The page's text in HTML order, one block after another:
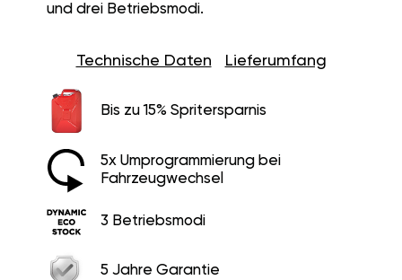
und drei Betriebsmodi.
Technische Daten Lieferumfang
Bis zu 15% Spritersparnis
5x Umprogrammierung bei
Fahrzeugwechsel
3 Betriebsmodi
5 Jahre Garantie